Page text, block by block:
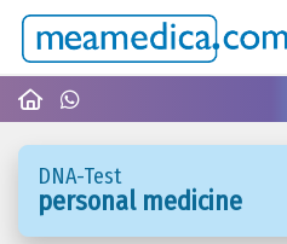
DNA-Test
personal medicine